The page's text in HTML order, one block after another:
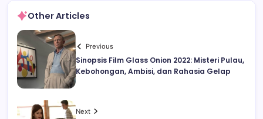
Other Articles
Previous
Sinopsis Film Glass Onion 2022: Misteri Pulau,
Kebohongan, Ambisi, dan Rahasia Gelap
Next